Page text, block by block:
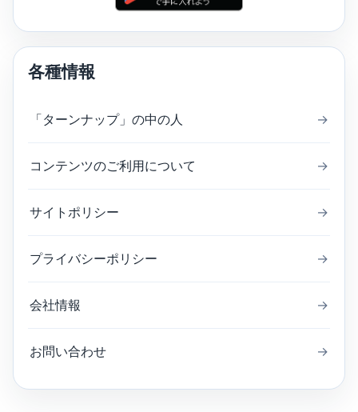
各種情報
「ターンナップ」の中の人 →
コンテンツのご利用について →
サイトポリシー →
プライバシーポリシー →
会社情報 →
お問い合わせ →